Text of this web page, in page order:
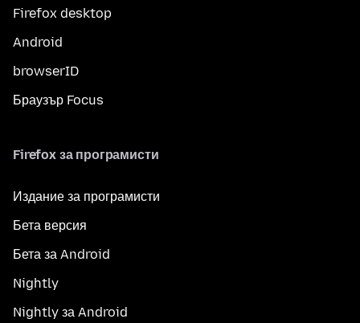
Firefox desktop
Android
browserID
Браузър Focus
Firefox за програмисти
Издание за програмисти
Бета версия
Бета за Android
Nightly
Nightly за Android